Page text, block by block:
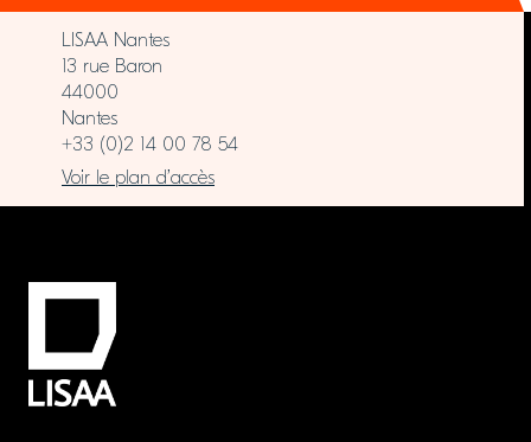
LISAA Nantes
13 rue Baron
44000
Nantes
+33 (0)2 14 00 78 54
Voir le plan d’accès